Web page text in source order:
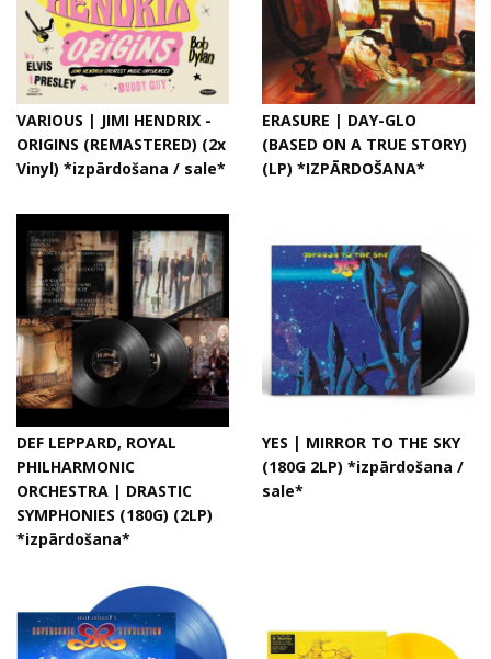
VARIOUS | JIMI HENDRIX -
ORIGINS (REMASTERED) (2x
Vinyl) *izpārdošana / sale*
ERASURE | DAY-GLO
(BASED ON A TRUE STORY)
(LP) *IZPĀRDOŠANA*
DEF LEPPARD, ROYAL
PHILHARMONIC
ORCHESTRA | DRASTIC
SYMPHONIES (180G) (2LP)
*izpārdošana*
YES | MIRROR TO THE SKY
(180G 2LP) *izpārdošana /
sale*